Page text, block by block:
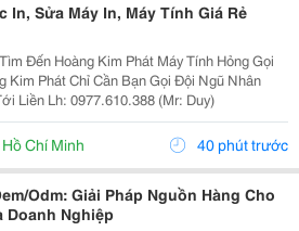
In, Sửa Máy In, Máy Tính Giá Rẻ
Hoàng Kim Phát Máy Tính Hỏng Gọi
Bạn Gọi Đội Ngũ Nhân
Viên Sẽ Tới Liền Lh: 0977.610.388 (Mr: Duy)
Hồ Chí Minh 40 phút trước
Odm: Giải Pháp Nguồn Hàng Cho
Doanh Nghiệp